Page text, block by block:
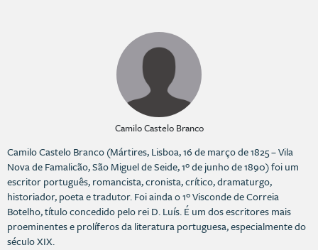
Camilo Castelo Branco
Camilo Castelo Branco (Mártires, Lisboa, 16 de março de 1825 – Vila
Nova de Famalicão, São Miguel de Seide, 1º de junho de 1890) foi um
escritor português, romancista, cronista, crítico, dramaturgo,
historiador, poeta e tradutor. Foi ainda o 1º Visconde de Correia
Botelho, título concedido pelo rei D. Luís. É um dos escritores mais
proeminentes e prolíferos da literatura portuguesa, especialmente do
século XIX.